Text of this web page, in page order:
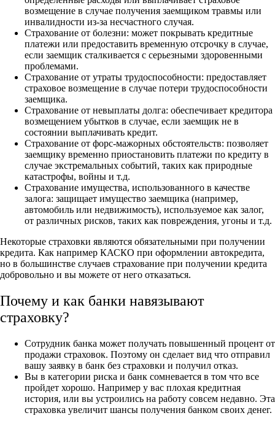
возмещение в случае получения заемщиком травмы или
инвалидности из-за несчастного случая.
Страхование от болезни: может покрывать кредитные
платежи или предоставить временную отсрочку в случае,
если заемщик сталкивается с серьезными здоровенными
проблемами.
Страхование от утраты трудоспособности: предоставляет
страховое возмещение в случае потери трудоспособности
заемщика.
Страхование от невыплаты долга: обеспечивает кредитора
возмещением убытков в случае, если заемщик не в
состоянии выплачивать кредит.
Страхование от форс-мажорных обстоятельств: позволяет
заемщику временно приостановить платежи по кредиту в
случае экстремальных событий, таких как природные
катастрофы, войны и т.д.
Страхование имущества, использованного в качестве
залога: защищает имущество заемщика (например,
автомобиль или недвижимость), используемое как залог,
от различных рисков, таких как повреждения, угоны и т.д.
Некоторые страховки являются обязательными при получении
кредита. Как например КАСКО при оформлении автокредита,
но в большинстве случаев страхование при получении кредита
добровольно и вы можете от него отказаться.
Почему и как банки навязывают
страховку?
Сотрудник банка может получать повышенный процент от
продажи страховок. Поэтому он сделает вид что отправил
вашу заявку в банк без страховки и получил отказ.
Вы в категории риска и банк сомневается в том что все
пройдет хорошо. Например у вас плохая кредитная
история, или вы устроились на работу совсем недавно. Эта
страховка увеличит шансы получения банком своих денег.